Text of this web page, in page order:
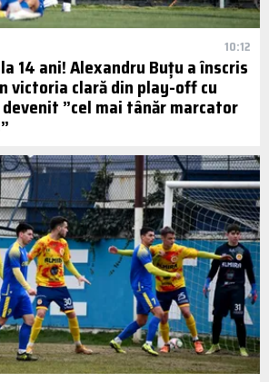
10:12
14 ani! Alexandru Buțu a înscris
victoria clară din play-off cu
devenit ”cel mai tânăr marcator